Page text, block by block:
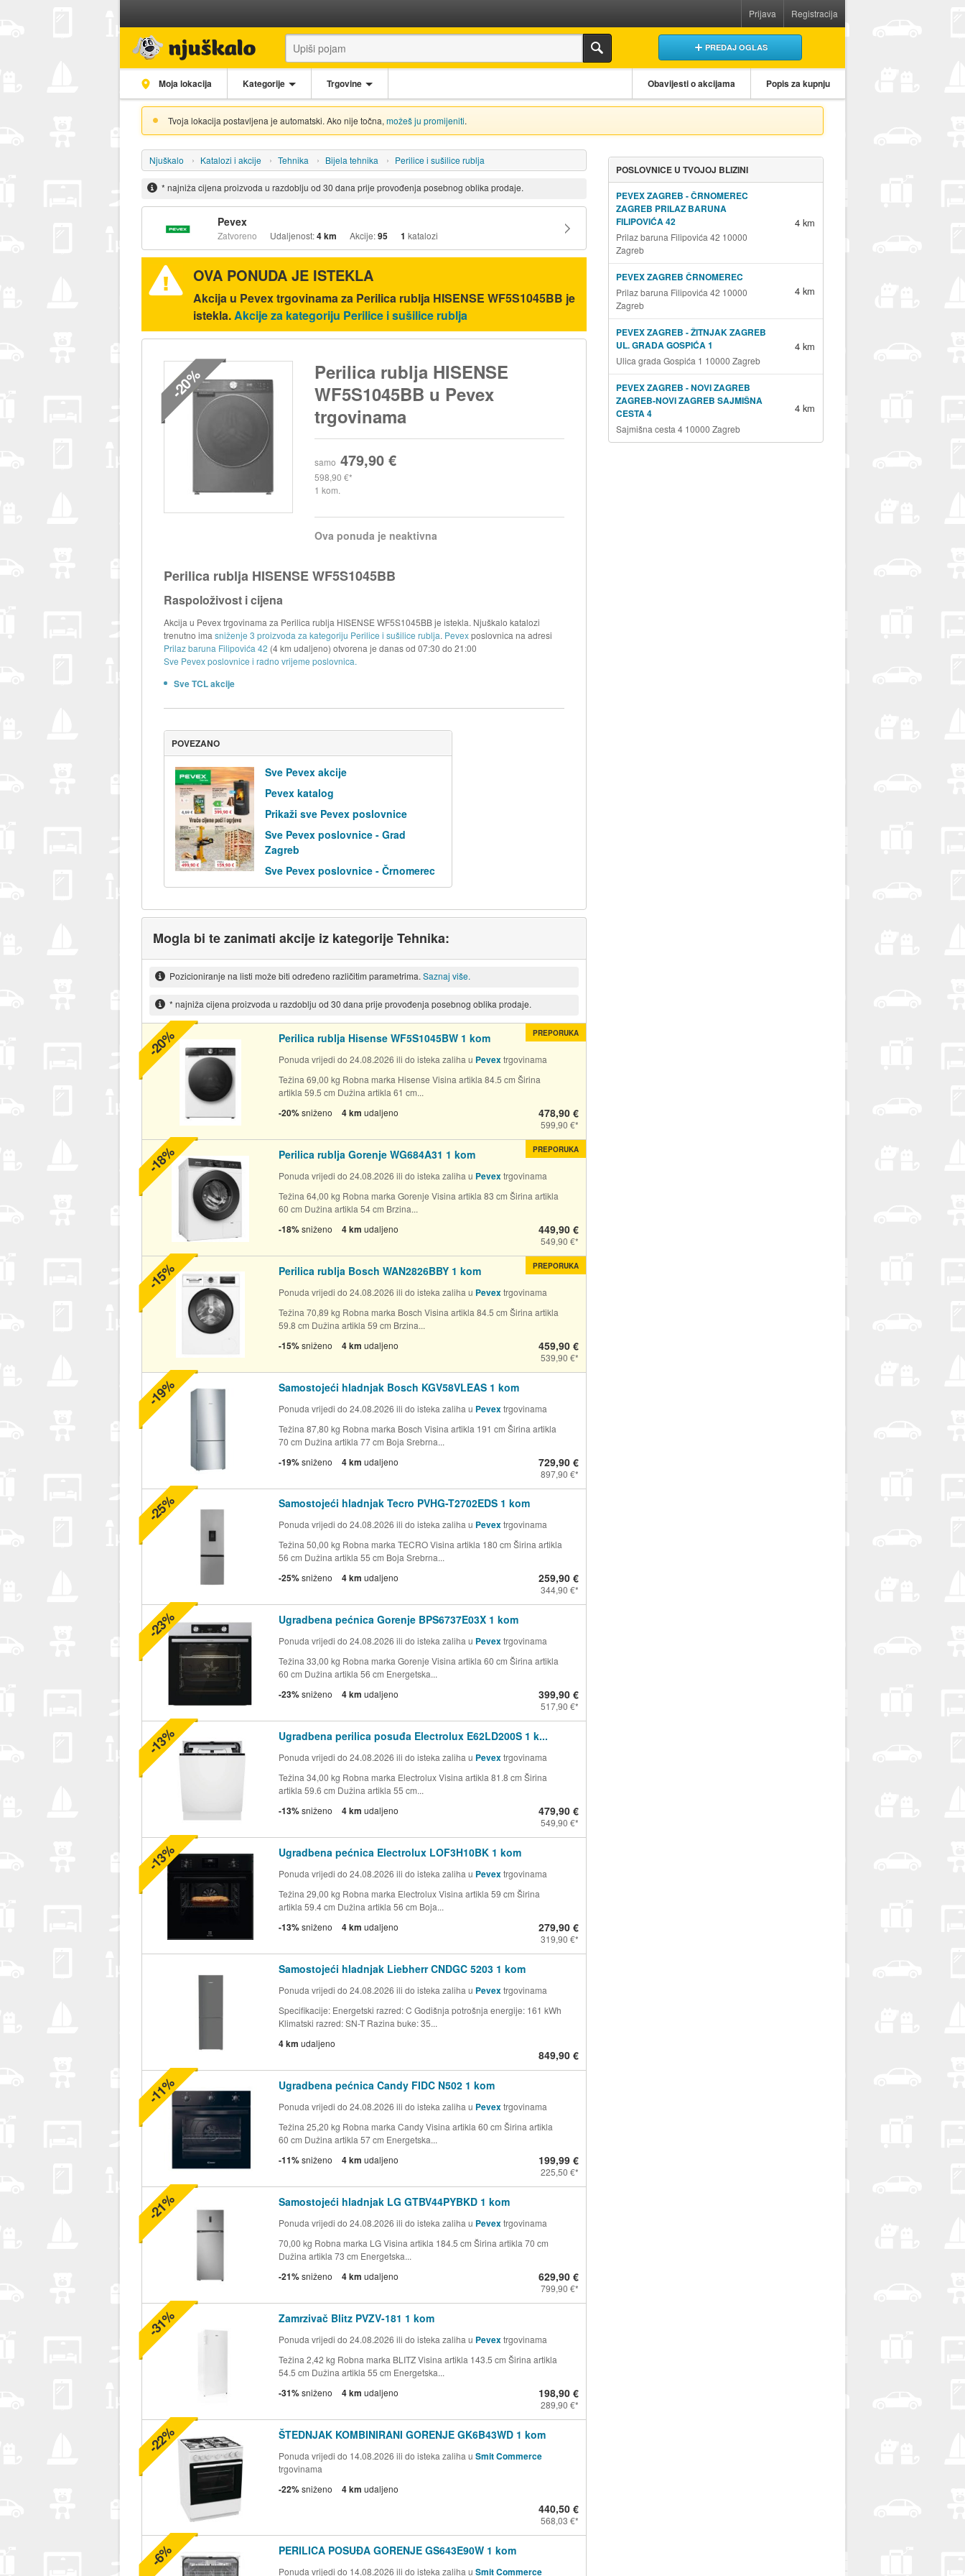
Prijava Registracija
PREDAJ OGLAS
Moja lokacija Kategorije Trgovine Obavijesti o akcijama Popis za kupnju
Tvoja lokacija postavljena je automatski. Ako nije točna, možeš ju promijeniti.
Njuškalo Katalozi i akcije Tehnika Bijela tehnika Perilice i sušilice rublja
* najniža cijena proizvoda u razdoblju od 30 dana prije provođenja posebnog oblika prodaje.
Pevex
Zatvoreno Udaljenost:4 km Akcije:95 1 katalozi
OVA PONUDA JE ISTEKLA
Akcija u Pevex trgovinama za Perilica rublja HISENSE WF5S1045BB je
istekla.Akcije za kategoriju Perilice i sušilice rublja
-20%
Perilica rublja HISENSE
WF5S1045BB u Pevex
trgovinama
samo 479,90 €
598,90 €
1 kom.
Ova ponuda je neaktivna
Perilica rublja HISENSE WF5S1045BB
Raspoloživost i cijena
Akcija u Pevex trgovinama za Perilica rublja HISENSE WF5S1045BB je istekla. Njuškalo katalozi
trenutno ima sniženje 3 proizvoda za kategoriju Perilice i sušilice rublja. Pevexposlovnica na adresi
Prilaz baruna Filipovića 42 (4 km udaljeno) otvorena je danas od 07:30 do 21:00
Sve Pevex poslovnice i radno vrijeme poslovnica.
Sve TCL akcije
POVEZANO
Sve Pevex akcije
Pevex katalog
Prikaži sve Pevex poslovnice
Sve Pevex poslovnice - Grad
Zagreb
Sve Pevex poslovnice - Črnomerec
Mogla bi te zanimati akcije iz kategorije Tehnika:
Pozicioniranje na listi može biti određeno različitim parametrima. Saznaj više.
* najniža cijena proizvoda u razdoblju od 30 dana prije provođenja posebnog oblika prodaje.
Perilica rublja Hisense WF5S1045BW 1 kom
Ponuda vrijedi do 24.08.2026 ili do isteka zaliha u Pevextrgovinama
Težina 69,00 kg Robna marka Hisense Visina artikla 84.5 cm Širina
artikla 59.5 cm Dužina artikla 61 cm...
-20%sniženo 4 km udaljeno 478,90 €
599,90 €
PREPORUKA
-20%
Perilica rublja Gorenje WG684A31 1 kom
Ponuda vrijedi do 24.08.2026 ili do isteka zaliha u Pevextrgovinama
Težina 64,00 kg Robna marka Gorenje Visina artikla 83 cm Širina artikla
60 cm Dužina artikla 54 cm Brzina...
-18%sniženo 4 km udaljeno 449,90 €
549,90 €
PREPORUKA
-18%
Perilica rublja Bosch WAN2826BBY 1 kom
Ponuda vrijedi do 24.08.2026 ili do isteka zaliha u Pevextrgovinama
Težina 70,89 kg Robna marka Bosch Visina artikla 84.5 cm Širina artikla
59.8 cm Dužina artikla 59 cm Brzina...
-15%sniženo 4 km udaljeno 459,90 €
539,90 €
PREPORUKA
-15%
Samostojeći hladnjak Bosch KGV58VLEAS 1 kom
Ponuda vrijedi do 24.08.2026 ili do isteka zaliha u Pevextrgovinama
Težina 87,80 kg Robna marka Bosch Visina artikla 191 cm Širina artikla
70 cm Dužina artikla 77 cm Boja Srebrna...
-19%sniženo 4 km udaljeno 729,90 €
897,90 €
-19%
Samostojeći hladnjak Tecro PVHG-T2702EDS 1 kom
Ponuda vrijedi do 24.08.2026 ili do isteka zaliha u Pevextrgovinama
Težina 50,00 kg Robna marka TECRO Visina artikla 180 cm Širina artikla
56 cm Dužina artikla 55 cm Boja Srebrna...
-25%sniženo 4 km udaljeno 259,90 €
344,90 €
-25%
Ugradbena pećnica Gorenje BPS6737E03X 1 kom
Ponuda vrijedi do 24.08.2026 ili do isteka zaliha u Pevextrgovinama
Težina 33,00 kg Robna marka Gorenje Visina artikla 60 cm Širina artikla
60 cm Dužina artikla 56 cm Energetska...
-23%sniženo 4 km udaljeno 399,90 €
517,90 €
-23%
Ugradbena perilica posuđa Electrolux E62LD200S 1 k...
Ponuda vrijedi do 24.08.2026 ili do isteka zaliha u Pevextrgovinama
Težina 34,00 kg Robna marka Electrolux Visina artikla 81.8 cm Širina
artikla 59.6 cm Dužina artikla 55 cm...
-13%sniženo 4 km udaljeno 479,90 €
549,90 €
-13%
Ugradbena pećnica Electrolux LOF3H10BK 1 kom
Ponuda vrijedi do 24.08.2026 ili do isteka zaliha u Pevextrgovinama
Težina 29,00 kg Robna marka Electrolux Visina artikla 59 cm Širina
artikla 59.4 cm Dužina artikla 56 cm Boja...
-13%sniženo 4 km udaljeno 279,90 €
319,90 €
-13%
Samostojeći hladnjak Liebherr CNDGC 5203 1 kom
Ponuda vrijedi do 24.08.2026 ili do isteka zaliha u Pevextrgovinama
Specifikacije: Energetski razred: C Godišnja potrošnja energije: 161 kWh
Klimatski razred: SN-T Razina buke: 35...
4 km udaljeno
849,90 €
Ugradbena pećnica Candy FIDC N502 1 kom
Ponuda vrijedi do 24.08.2026 ili do isteka zaliha u Pevextrgovinama
Težina 25,20 kg Robna marka Candy Visina artikla 60 cm Širina artikla
60 cm Dužina artikla 57 cm Energetska...
-11%sniženo 4 km udaljeno 199,99 €
225,50 €
-11%
Samostojeći hladnjak LG GTBV44PYBKD 1 kom
Ponuda vrijedi do 24.08.2026 ili do isteka zaliha u Pevextrgovinama
70,00 kg Robna marka LG Visina artikla 184.5 cm Širina artikla 70 cm
Dužina artikla 73 cm Energetska...
-21%sniženo 4 km udaljeno 629,90 €
799,90 €
-21%
Zamrzivač Blitz PVZV-181 1 kom
Ponuda vrijedi do 24.08.2026 ili do isteka zaliha u Pevextrgovinama
Težina 2,42 kg Robna marka BLITZ Visina artikla 143.5 cm Širina artikla
54.5 cm Dužina artikla 55 cm Energetska...
-31%sniženo 4 km udaljeno 198,90 €
289,90 €
-31%
ŠTEDNJAK KOMBINIRANI GORENJE GK6B43WD 1 kom
Ponuda vrijedi do 14.08.2026 ili do isteka zaliha u Smit Commerce
trgovinama
-22%sniženo 4 km udaljeno
440,50 €
568,03 €
-22%
PERILICA POSUĐA GORENJE GS643E90W 1 kom
Ponuda vrijedi do 14.08.2026 ili do isteka zaliha u Smit Commerce
-6%
POSLOVNICE U TVOJOJ BLIZINI
PEVEX ZAGREB - ČRNOMEREC
ZAGREB PRILAZ BARUNA
FILIPOVIĆA 42
Prilaz baruna Filipovića 42 10000
Zagreb
4 km
PEVEX ZAGREB ČRNOMEREC
Prilaz baruna Filipovića 42 10000
Zagreb
4 km
PEVEX ZAGREB - ŽITNJAK ZAGREB
UL. GRADA GOSPIĆA 1
Ulica grada Gospića 1 10000 Zagreb
4 km
PEVEX ZAGREB - NOVI ZAGREB
ZAGREB-NOVI ZAGREB SAJMIŠNA
CESTA 4
Sajmišna cesta 4 10000 Zagreb
4 km